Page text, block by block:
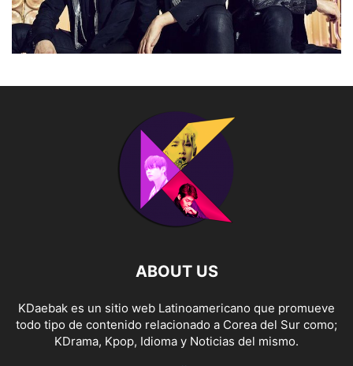
ABOUT US
KDaebak es un sitio web Latinoamericano que promueve
todo tipo de contenido relacionado a Corea del Sur como;
KDrama, Kpop, Idioma y Noticias del mismo.